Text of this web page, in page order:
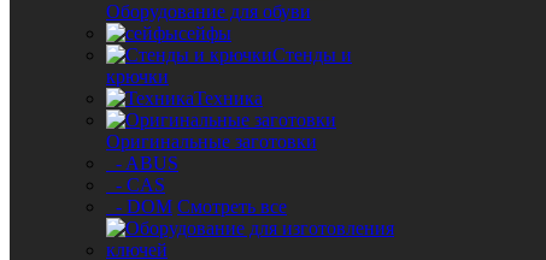
Оборудование для обуви
сейфы
Стенды и
крючки
Техника
Оригинальные заготовки
- ABUS
- CAS
- DOM Смотреть все